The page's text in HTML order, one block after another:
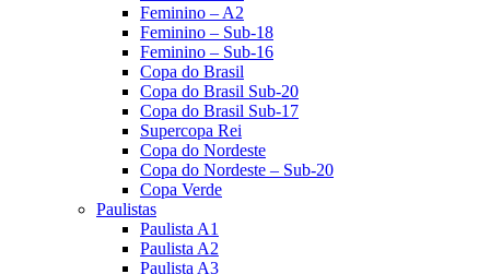
Feminino – A2
Feminino – Sub-18
Feminino – Sub-16
Copa do Brasil
Copa do Brasil Sub-20
Copa do Brasil Sub-17
Supercopa Rei
Copa do Nordeste
Copa do Nordeste – Sub-20
Copa Verde
Paulistas
Paulista A1
Paulista A2
Paulista A3